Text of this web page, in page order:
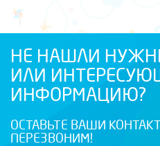
НЕ НАШЛИ
ИЛИ
ИНФОРМАЦИЮ?
ОСТАВЬТЕ ВАШИ
ПЕРЕЗВОНИМ!